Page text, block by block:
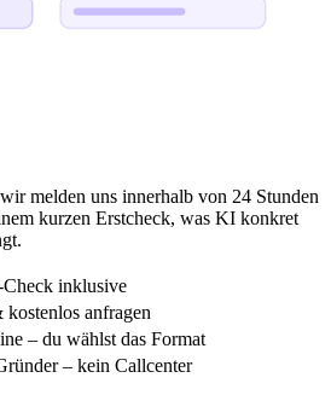
melden uns innerhalb von 24 Stunden
kurzen Erstcheck, was KI konkret
inklusive
anfragen
– du wählst das Format
– kein Callcenter